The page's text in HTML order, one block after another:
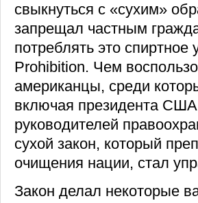
свыкнуться с «сухим»
запрещал частным
потреблять это
Prohibition. Чем
американцы, среди
включая президента США
руководителей
сухой закон, который
очищения нации, стал
Закон делал некоторые